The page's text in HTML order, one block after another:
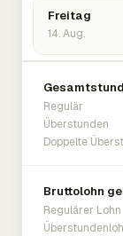
Freitag
14. Aug.
Regulär
Überstunden
Doppelte
Bruttolohn
Regulärer Lohn